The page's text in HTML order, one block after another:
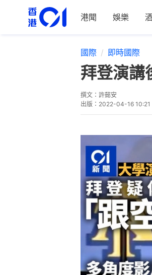
港聞 娛樂
國際 即時國際
拜登演
撰文： 許懿安
出版： 2022-04-16 10:21